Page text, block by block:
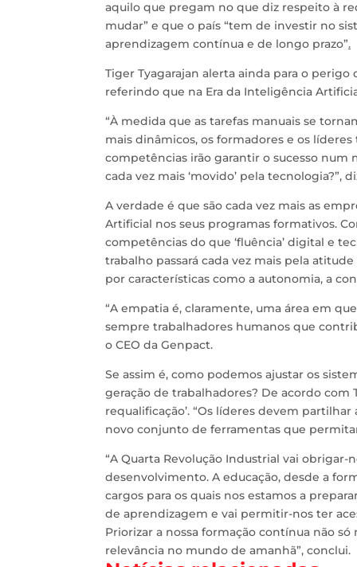
aquilo que pregam no que diz respeito à
mudar” e que o país “tem de investir no
aprendizagem contínua e de longo prazo”.
Tiger Tyagarajan alerta ainda para o
referindo que na Era da Inteligência
“À medida que as tarefas manuais se
mais dinâmicos, os formadores e os
competências irão garantir o sucesso num
cada vez mais ‘movido’ pela tecnologia?”,
A verdade é que são cada vez mais as
Artificial nos seus programas formativos.
competências do que ‘fluência’ digital e
trabalho passará cada vez mais pela
por características como a autonomia, a
“A empatia é, claramente, uma área em
sempre trabalhadores humanos que
o CEO da Genpact.
Se assim é, como podemos ajustar os
geração de trabalhadores? De acordo com
requalificação’. “Os líderes devem
novo conjunto de ferramentas que
“A Quarta Revolução Industrial vai
desenvolvimento. A educação, desde a
cargos para os quais nos estamos a
de aprendizagem e vai permitir-nos ter
Priorizar a nossa formação contínua não
relevância no mundo de amanhã”, conclui.